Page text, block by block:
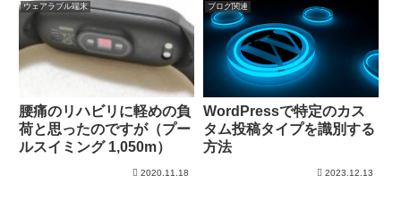
ウェアラブル端末
腰痛のリハビリに軽めの負
荷と思ったのですが（プー
ルスイミング 1,050m）
2020.11.18
ブログ関連
WordPressで特定のカス
タム投稿タイプを識別する
方法
2023.12.13